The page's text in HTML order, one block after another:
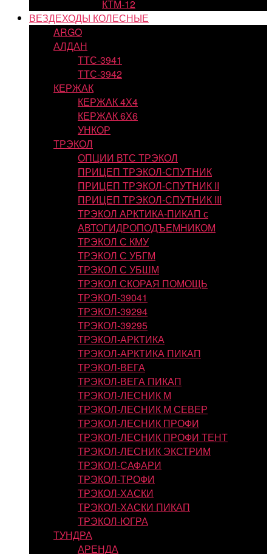
КТМ-12
ВЕЗДЕХОДЫ КОЛЕСНЫЕ
ARGO
АЛДАН
ТТС-3941
ТТС-3942
КЕРЖАК
КЕРЖАК 4Х4
КЕРЖАК 6Х6
УНКОР
ТРЭКОЛ
ОПЦИИ ВТС ТРЭКОЛ
ПРИЦЕП ТРЭКОЛ-СПУТНИК
ПРИЦЕП ТРЭКОЛ-СПУТНИК II
ПРИЦЕП ТРЭКОЛ-СПУТНИК III
ТРЭКОЛ АРКТИКА-ПИКАП с
АВТОГИДРОПОДЪЕМНИКОМ
ТРЭКОЛ С КМУ
ТРЭКОЛ С УБГМ
ТРЭКОЛ С УБШМ
ТРЭКОЛ СКОРАЯ ПОМОЩЬ
ТРЭКОЛ-39041
ТРЭКОЛ-39294
ТРЭКОЛ-39295
ТРЭКОЛ-АРКТИКА
ТРЭКОЛ-АРКТИКА ПИКАП
ТРЭКОЛ-ВЕГА
ТРЭКОЛ-ВЕГА ПИКАП
ТРЭКОЛ-ЛЕСНИК М
ТРЭКОЛ-ЛЕСНИК М СЕВЕР
ТРЭКОЛ-ЛЕСНИК ПРОФИ
ТРЭКОЛ-ЛЕСНИК ПРОФИ ТЕНТ
ТРЭКОЛ-ЛЕСНИК ЭКСТРИМ
ТРЭКОЛ-САФАРИ
ТРЭКОЛ-ТРОФИ
ТРЭКОЛ-ХАСКИ
ТРЭКОЛ-ХАСКИ ПИКАП
ТРЭКОЛ-ЮГРА
ТУНДРА
АРЕНДА